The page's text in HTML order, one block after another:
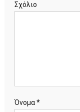
Σχόλιο
Όνομα*